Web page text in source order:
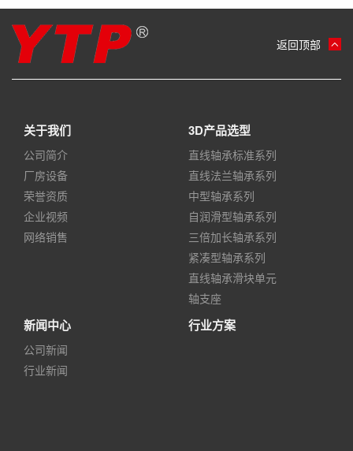
返回顶部
关于我们
公司简介
厂房设备
荣誉资质
企业视频
网络销售
3D产品选型
直线轴承标准系列
直线法兰轴承系列
中型轴承系列
自润滑型轴承系列
三倍加长轴承系列
紧凑型轴承系列
直线轴承滑块单元
轴支座
新闻中心
公司新闻
行业新闻
行业方案